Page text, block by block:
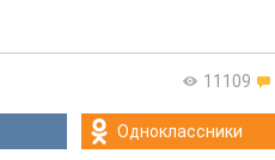
11109
Одноклассники